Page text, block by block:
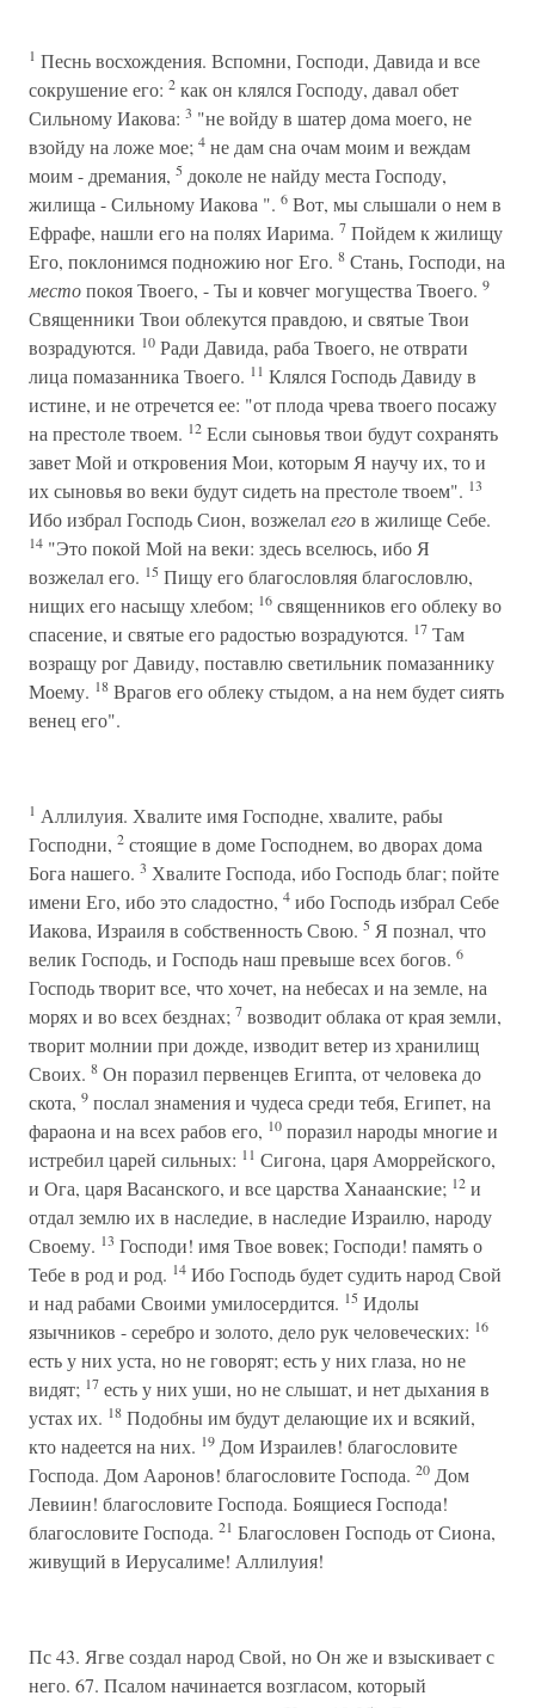
1 Песнь восхождения. Вспомни, Господи, Давида и все
сокрушение его: 2 как он клялся Господу, давал обет
Сильному Иакова: 3 "не войду в шатер дома моего, не
взойду на ложе мое; 4 не дам сна очам моим и веждам
моим - дремания, 5 доколе не найду места Господу,
жилища - Сильному Иакова ". 6 Вот, мы слышали о нем в
Ефрафе, нашли его на полях Иарима. 7 Пойдем к жилищу
Его, поклонимся подножию ног Его. 8 Стань, Господи, на
местопокоя Твоего, - Ты и ковчег могущества Твоего. 9
Священники Твои облекутся правдою, и святые Твои
возрадуются. 10 Ради Давида, раба Твоего, не отврати
лица помазанника Твоего. 11 Клялся Господь Давиду в
истине, и не отречется ее: "от плода чрева твоего посажу
на престоле твоем. 12 Если сыновья твои будут сохранять
завет Мой и откровения Мои, которым Я научу их, то и
их сыновья во веки будут сидеть на престоле твоем". 13
Ибо избрал Господь Сион, возжелалегов жилище Себе.
14 "Это покой Мой на веки: здесь вселюсь, ибо Я
возжелал его. 15 Пищу его благословляя благословлю,
нищих его насыщу хлебом; 16 священников его облеку во
спасение, и святые его радостью возрадуются. 17 Там
возращу рог Давиду, поставлю светильник помазаннику
Моему. 18 Врагов его облеку стыдом, а на нем будет сиять
венец его".
1 Аллилуия. Хвалите имя Господне, хвалите, рабы
Господни, 2 стоящие в доме Господнем, во дворах дома
Бога нашего. 3 Хвалите Господа, ибо Господь благ; пойте
имени Его, ибо это сладостно, 4 ибо Господь избрал Себе
Иакова, Израиля в собственность Свою. 5 Я познал, что
велик Господь, и Господь наш превыше всех богов. 6
Господь творит все, что хочет, на небесах и на земле, на
морях и во всех безднах; 7 возводит облака от края земли,
творит молнии при дожде, изводит ветер из хранилищ
Своих. 8 Он поразил первенцев Египта, от человека до
скота, 9 послал знамения и чудеса среди тебя, Египет, на
фараона и на всех рабов его, 10 поразил народы многие и
истребил царей сильных: 11 Сигона, царя Аморрейского,
и Ога, царя Васанского, и все царства Ханаанские; 12 и
отдал землю их в наследие, в наследие Израилю, народу
Своему. 13 Господи! имя Твое вовек; Господи! память о
Тебе в род и род. 14 Ибо Господь будет судить народ Свой
и над рабами Своими умилосердится. 15 Идолы
язычников - серебро и золото, дело рук человеческих: 16
есть у них уста, но не говорят; есть у них глаза, но не
видят; 17 есть у них уши, но не слышат, и нет дыхания в
устах их. 18 Подобны им будут делающие их и всякий,
кто надеется на них. 19 Дом Израилев! благословите
Господа. Дом Ааронов! благословите Господа. 20 Дом
Левиин! благословите Господа. Боящиеся Господа!
благословите Господа. 21 Благословен Господь от Сиона,
живущий в Иерусалиме! Аллилуия!
Пс 43. Ягве создал народ Свой, но Он же и взыскивает с
него. 67. Псалом начинается возгласом, который